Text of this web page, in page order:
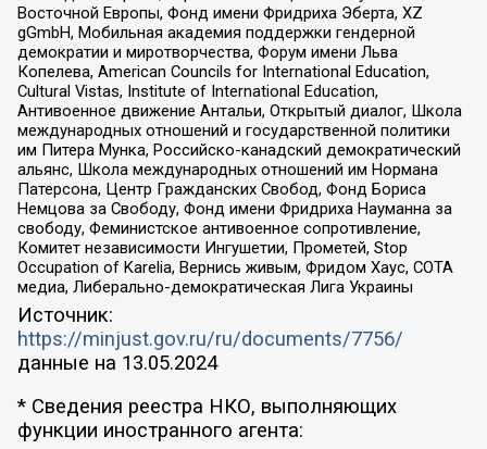
Восточной Европы, Фонд имени Фридриха Эберта, XZ
gGmbH, Мобильная академия поддержки гендерной
демократии и миротворчества, Форум имени Льва
Копелева, American Councils for International Education,
Cultural Vistas, Institute of International Education,
Антивоенное движение Антальи, Открытый диалог, Школа
международных отношений и государственной политики
им Питера Мунка, Российско-канадский демократический
альянс, Школа международных отношений им Нормана
Патерсона, Центр Гражданских Свобод, Фонд Бориса
Немцова за Свободу, Фонд имени Фридриха Науманна за
свободу, Феминистское антивоенное сопротивление,
Комитет независимости Ингушетии, Прометей, Stop
Occupation of Karelia, Вернись живым, Фридом Хаус, СОТА
медиа, Либерально-демократическая Лига Украины
Источник:
https://minjust.gov.ru/ru/documents/7756/
данные на 13.05.2024
* Сведения реестра НКО, выполняющих
функции иностранного агента: